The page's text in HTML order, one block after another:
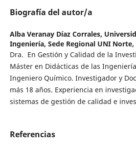
Biografía del autor/a
Alba Veranay Díaz Corrales,
Ingeniería, Sede Regional UNI
Dra. En Gestión y Calidad de la
Máster en Didácticas de las
Ingeniero Químico. Investigador y
más 18 años. Experiencia en
sistemas de gestión de calidad e
Referencias